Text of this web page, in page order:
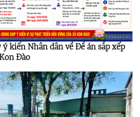
kiến Nhân dân về Đề án sắp xếp
Đào